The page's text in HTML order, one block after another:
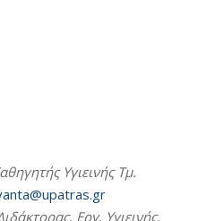
Υγιεινής Τμ.
Εργ. Υγιεινής,